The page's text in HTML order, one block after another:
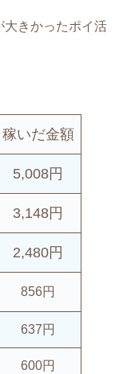
大きかったポイ活
稼いだ金額
5,008円
3,148円
2,480円
856円
637円
600円